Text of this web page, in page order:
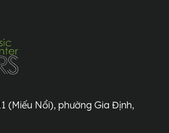
(Miếu Nổi), phường Gia Định,